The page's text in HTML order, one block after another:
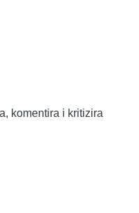
komentira i kritizira